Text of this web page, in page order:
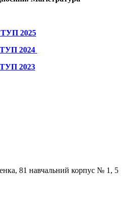
2025
2024
2023
81 навчальний корпус № 1, 5